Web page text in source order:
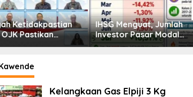
Jumlah
Pasar Modal
Pembiayaan Tumbuh
Positif, Ini Kondisi Terkini
Sektor PVML hingga Juni
Kelangkaan Gas Elpiji 3 Kg